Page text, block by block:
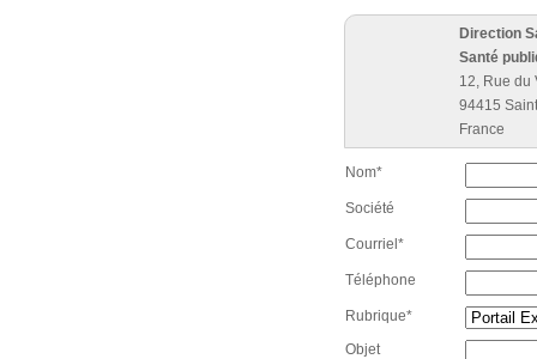
Direction
Santé
12, Rue du
94415
France
Nom*
Société
Courriel*
Téléphone
Rubrique*
Objet